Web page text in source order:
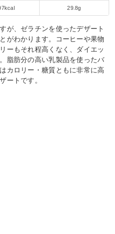
29.8g
が、ゼラチンを使ったデザート
がわかります。コーヒーや果物
ーもそれ程高くなく、ダイエッ
脂肪分の高い乳製品を使ったバ
カロリー・糖質ともに非常に高
ートです。